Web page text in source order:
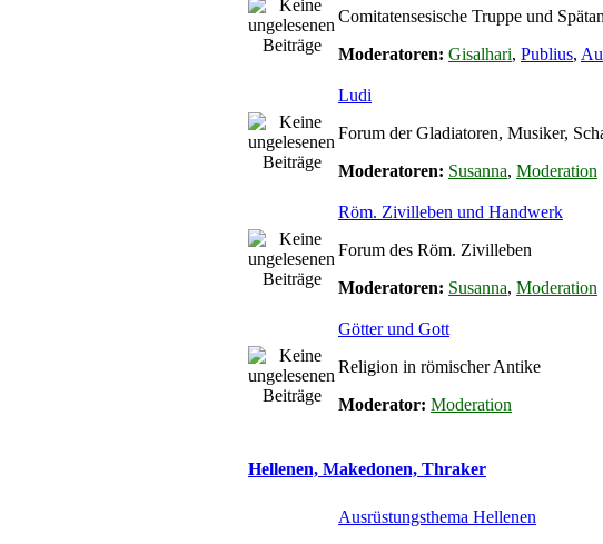
Comitatensesische Truppe und
Moderatoren: Gisalhari, Publius,
Ludi
Forum der Gladiatoren, Musiker,
Moderatoren: Susanna, Moderation
Röm. Zivilleben und Handwerk
Forum des Röm. Zivilleben
Moderatoren: Susanna, Moderation
Götter und Gott
Religion in römischer Antike
Moderator: Moderation
Hellenen, Makedonen, Thraker
Ausrüstungsthema Hellenen